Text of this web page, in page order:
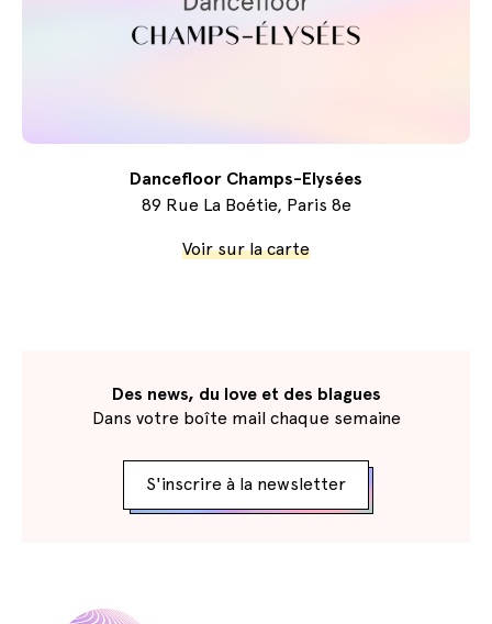
Dancefloor Champs-Elysées
89 Rue La Boétie, Paris 8e
Voir sur la carte
Des news, du love et des blagues
Dans votre boîte mail chaque semaine
S'inscrire à la newsletter